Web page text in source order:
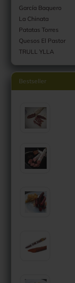
García Baquero
La Chinata
Patatas Torres
Quesos El Pastor
TRULL YLLA
Bestseller